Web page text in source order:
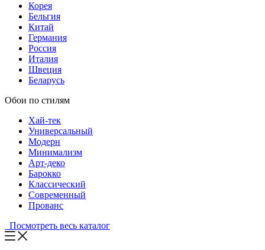
Корея
Бельгия
Китай
Германия
Россия
Италия
Швеция
Беларусь
Обои по стилям
Хай-тек
Универсальный
Модерн
Минимализм
Арт-деко
Барокко
Классический
Современный
Прованс
Посмотреть весь каталог